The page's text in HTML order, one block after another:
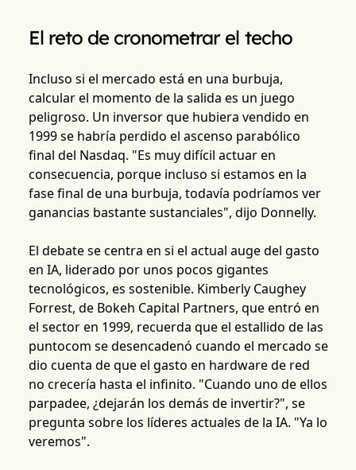
El reto de cronometrar el techo
Incluso si el mercado está en una burbuja,
calcular el momento de la salida es un juego
peligroso. Un inversor que hubiera vendido en
1999 se habría perdido el ascenso parabólico
final del Nasdaq. "Es muy difícil actuar en
consecuencia, porque incluso si estamos en la
fase final de una burbuja, todavía podríamos ver
ganancias bastante sustanciales", dijo Donnelly.
El debate se centra en si el actual auge del gasto
en IA, liderado por unos pocos gigantes
tecnológicos, es sostenible. Kimberly Caughey
Forrest, de Bokeh Capital Partners, que entró en
el sector en 1999, recuerda que el estallido de las
puntocom se desencadenó cuando el mercado se
dio cuenta de que el gasto en hardware de red
no crecería hasta el infinito. "Cuando uno de ellos
parpadee, ¿dejarán los demás de invertir?", se
pregunta sobre los líderes actuales de la IA. "Ya lo
veremos".